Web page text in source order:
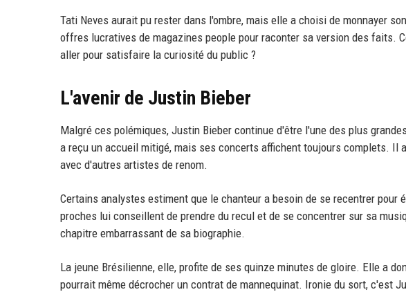
Tati Neves aurait pu rester dans l'ombre, mais elle a choisi de monnayer
offres lucratives de magazines people pour raconter sa version des faits.
aller pour satisfaire la curiosité du public ?
L'avenir de Justin Bieber
Malgré ces polémiques, Justin Bieber continue d'être l'une des plus
a reçu un accueil mitigé, mais ses concerts affichent toujours complets. Il
avec d'autres artistes de renom.
Certains analystes estiment que le chanteur a besoin de se recentrer pour
proches lui conseillent de prendre du recul et de se concentrer sur sa
chapitre embarrassant de sa biographie.
La jeune Brésilienne, elle, profite de ses quinze minutes de gloire. Elle a
pourrait même décrocher un contrat de mannequinat. Ironie du sort, c'est